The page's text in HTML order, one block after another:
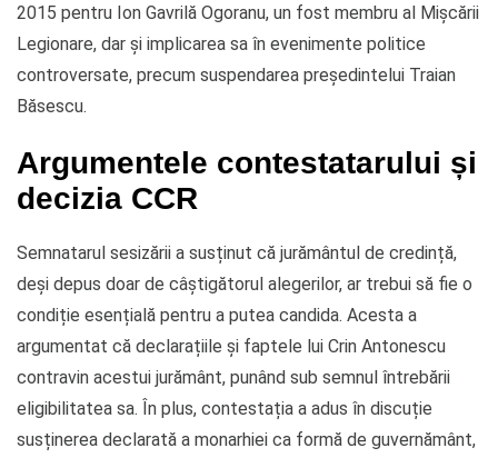
2015 pentru Ion Gavrilă Ogoranu, un fost membru al Mișcării
Legionare, dar și implicarea sa în evenimente politice
controversate, precum suspendarea președintelui Traian
Băsescu.
Argumentele contestatarului și
decizia CCR
Semnatarul sesizării a susținut că jurământul de credință,
deși depus doar de câștigătorul alegerilor, ar trebui să fie o
condiție esențială pentru a putea candida. Acesta a
argumentat că declarațiile și faptele lui Crin Antonescu
contravin acestui jurământ, punând sub semnul întrebării
eligibilitatea sa. În plus, contestația a adus în discuție
susținerea declarată a monarhiei ca formă de guvernământ,